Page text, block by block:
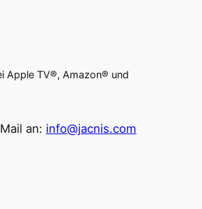
Apple TV®, Amazon® und
an: info@jacnis.com